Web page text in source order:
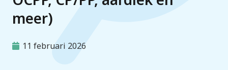
meer)
11 februari 2026